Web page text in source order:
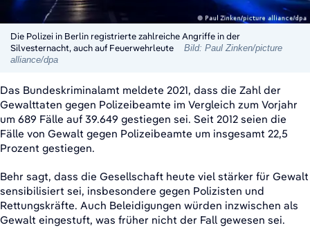
Die Polizei in Berlin registrierte zahlreiche Angriffe in der
Silvesternacht, auch auf Feuerwehrleute
Bild: Paul Zinken/picture
alliance/dpa
Das Bundeskriminalamt meldete 2021, dass die Zahl der
Gewalttaten gegen Polizeibeamte im Vergleich zum Vorjahr
um 689 Fälle auf 39.649 gestiegen sei. Seit 2012 seien die
Fälle von Gewalt gegen Polizeibeamte um insgesamt 22,5
Prozent gestiegen.
Behr sagt, dass die Gesellschaft heute viel stärker für Gewalt
sensibilisiert sei, insbesondere gegen Polizisten und
Rettungskräfte. Auch Beleidigungen würden inzwischen als
Gewalt eingestuft, was früher nicht der Fall gewesen sei.